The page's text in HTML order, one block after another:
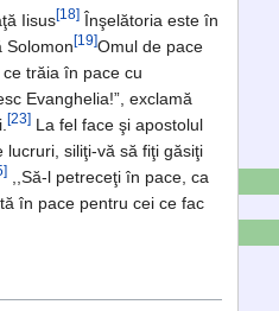
Iisus[18] Înşelătoria este în
Solomon[19]Omul de pace
trăia în pace cu
Evanghelia!”, exclamă
[23] La fel face şi apostolul
lucruri, siliţi-vă să fiţi găsiţi
,,Să-l petreceţi în pace, ca
în pace pentru cei ce fac